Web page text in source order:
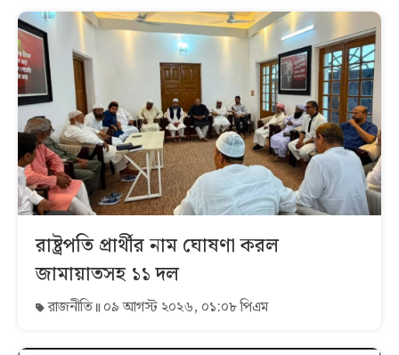
রাষ্ট্রপতি প্রার্থীর নাম ঘোষণা করল
জামায়াতসহ ১১ দল
রাজনীতি ০৯ আগস্ট ২০২৬, ০১:০৮ পিএম